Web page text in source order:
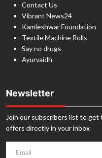
Contact Us
Vibrant News24
Kamleshwar Foundation
Textile Machine Rolls
Say no drugs
Ayurvaidh
Newsletter
Join our subscribers list to
offers directly in your inbox